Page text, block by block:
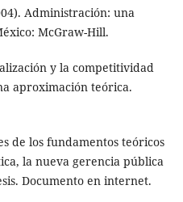
Administración: una
McGraw-Hill.
y la competitividad
aproximación teórica.
de los fundamentos teóricos
la nueva gerencia pública
Documento en internet.